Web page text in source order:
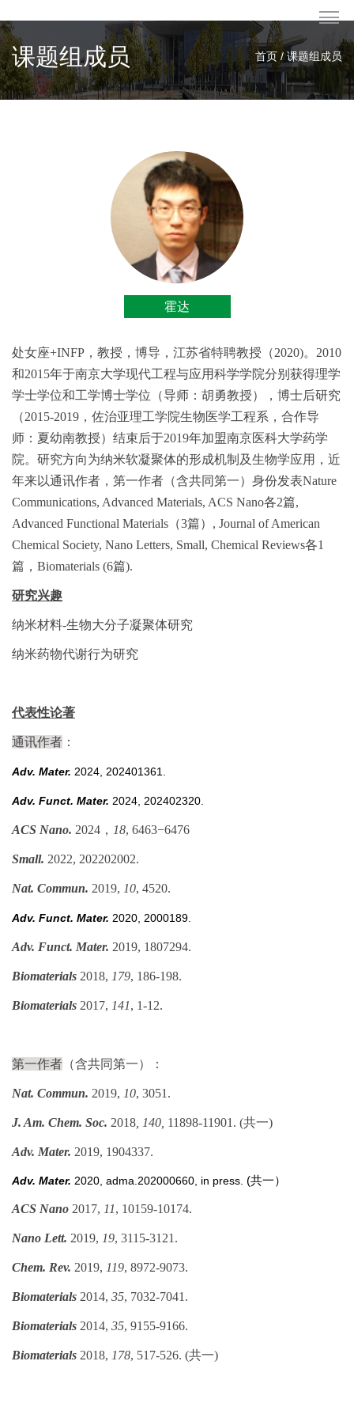
课题组成员 首页 / 课题组成员
霍达
处女座+INFP，教授，博导，江苏省特聘教授（2020)。2010
和2015年于南京大学现代工程与应用科学学院分别获得理学
学士学位和工学博士学位（导师：胡勇教授），博士后研究
（2015-2019，佐治亚理工学院生物医学工程系，合作导
师：夏幼南教授）结束后于2019年加盟南京医科大学药学
院。研究方向为纳米软凝聚体的形成机制及生物学应用，近
年来以通讯作者，第一作者（含共同第一）身份发表Nature
Communications, Advanced Materials, ACS Nano各2篇,
Advanced Functional Materials（3篇）, Journal of American
Chemical Society, Nano Letters, Small, Chemical Reviews各1
篇，Biomaterials (6篇).
研究兴趣
纳米材料-生物大分子凝聚体研究
纳米药物代谢行为研究
代表性论著
通讯作者 ：
Adv. Mater. 2024, 202401361.
Adv. Funct. Mater. 2024, 202402320.
ACS Nano. 2024， 18, 6463−6476
Small. 2022, 202202002.
Nat. Commun. 2019, 10, 4520.
Adv. Funct. Mater. 2020, 2000189.
Adv. Funct. Mater. 2019, 1807294.
Biomaterials 2018, 179, 186-198.
Biomaterials 2017, 141, 1-12.
第一作者 （含共同第一）：
Nat. Commun. 2019, 10, 3051.
J. Am. Chem. Soc. 2018 , 140, 11898-11901. (共一)
Adv. Mater. 2019, 1904337.
Adv. Mater. 2020, adma.202000660, in press. (共一）
ACS Nano 2017, 11, 10159-10174.
Nano Lett. 2019, 19, 3115-3121.
Chem. Rev. 2019, 119, 8972-9073.
Biomaterials 2014, 35, 7032-7041.
Biomaterials 2014, 35, 9155-9166.
Biomaterials 2018, 178, 517-526. (共一)